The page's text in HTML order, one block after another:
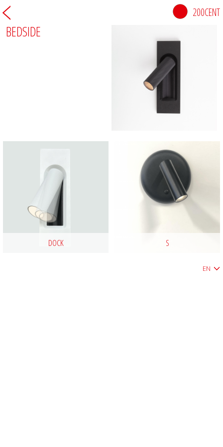
200CENT
BEDSIDE
DOCK S
EN